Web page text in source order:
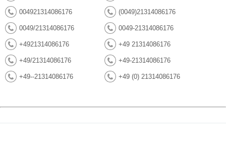
004921314086176 (0049)21314086176
0049/21314086176 0049-21314086176
+4921314086176 +49 21314086176
+49/21314086176 +49-21314086176
+49--21314086176 +49 (0) 21314086176